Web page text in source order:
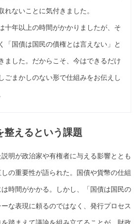
れないことに気付きました。
十年以上の時間がかかりましたが、そ
「 国債は国民の債権とは言えない」と
ました。だからこそ、今はできるだけ
ごまかしのない形で仕組みをお伝えし
整えるという課題
明が政治家や有権者に与える影響ととも
の重要性が語られた。 国債や貨幣の仕組
時間がかかる。しかし、「国債は国民の
な表現に頼るのではなく、発行プロセス
踏まえて議論を組み立てることが、財政